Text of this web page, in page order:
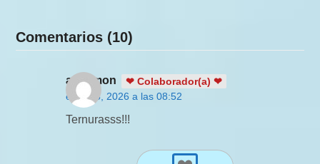
Comentarios (10)
anyymon
❤ Colaborador(a) ❤
enero 5, 2026 a las 08:52
Ternurasss!!!